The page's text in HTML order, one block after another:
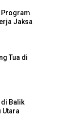
Program
Jaksa
Tua di
Balik
Utara